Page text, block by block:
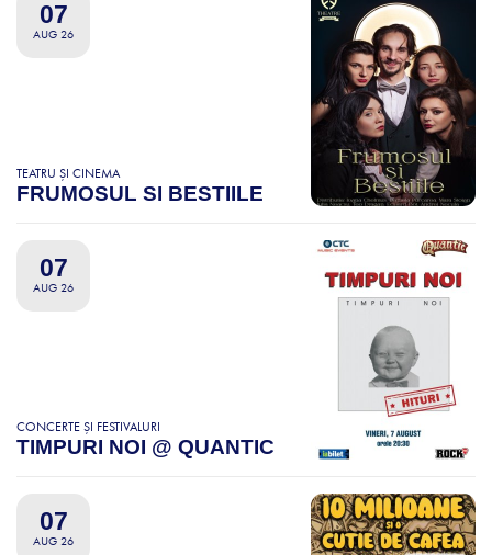
07
AUG 26
TEATRU ȘI CINEMA
FRUMOSUL SI BESTIILE
07
AUG 26
CONCERTE ȘI FESTIVALURI
TIMPURI NOI @ QUANTIC
07
AUG 26